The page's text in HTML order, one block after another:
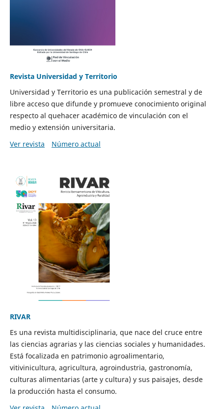
Revista Universidad y Territorio
Universidad y Territorio es una publicación semestral y de
libre acceso que difunde y promueve conocimiento original
respecto al quehacer académico de vinculación con el
medio y extensión universitaria.
Ver revista
Número actual
RIVAR
Es una revista multidisciplinaria, que nace del cruce entre
las ciencias agrarias y las ciencias sociales y humanidades.
Está focalizada en patrimonio agroalimentario,
vitivinicultura, agricultura, agroindustria, gastronomía,
culturas alimentarias (arte y cultura) y sus paisajes, desde
la producción hasta el consumo.